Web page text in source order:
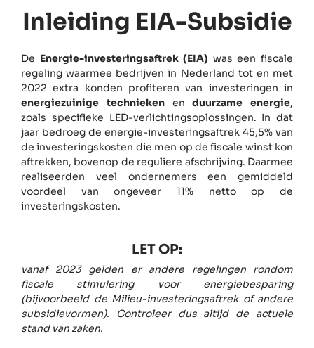
Inleiding EIA-Subsidie
De Energie-investeringsaftrek (EIA) was een fiscale
regeling waarmee bedrijven in Nederland tot en met
2022 extra konden profiteren van investeringen in
energiezuinige techniekenenduurzame energie,
zoals specifieke LED-verlichtingsoplossingen. In dat
jaar bedroeg de energie-investeringsaftrek 45,5% van
de investeringskosten die men op de fiscale winst kon
aftrekken, bovenop de reguliere afschrijving. Daarmee
realiseerden veel ondernemers een gemiddeld
voordeel van ongeveer 11% netto op de
investeringskosten.
LET OP:
vanaf 2023 gelden er andere regelingen rondom
fiscale stimulering voor energiebesparing
(bijvoorbeeld de Milieu-investeringsaftrek of andere
subsidievormen). Controleer dus altijd de actuele
stand van zaken.